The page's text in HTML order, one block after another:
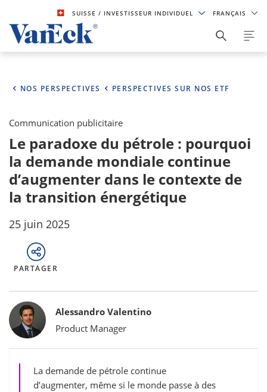
SUISSE/ INVESTISSEUR INDIVIDUEL FRANÇAIS
NOS PERSPECTIVES PERSPECTIVES SUR NOS ETF
Communication publicitaire
Le paradoxe du pétrole : pourquoi
la demande mondiale continue
d’augmenter dans le contexte de
la transition énergétique
25 juin 2025
PARTAGER
Bylines
Alessandro Valentino
Product Manager
La demande de pétrole continue
d’augmenter, même si le monde passe à des